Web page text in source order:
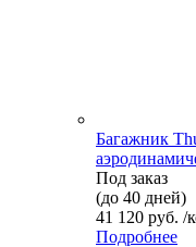
Багажник
Под заказ
(до 40 дней)
41 120 руб. /
Подробнее